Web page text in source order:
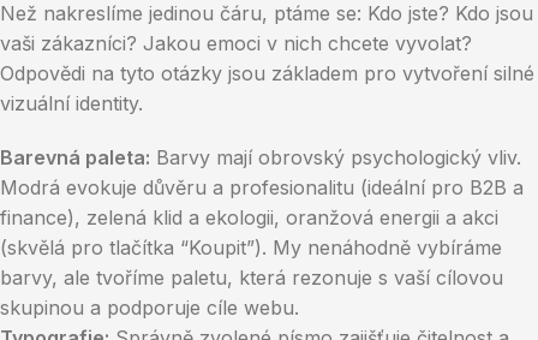
Než nakreslíme jedinou čáru, ptáme se: Kdo jste? Kdo jsou
vaši zákazníci? Jakou emoci v nich chcete vyvolat?
Odpovědi na tyto otázky jsou základem pro vytvoření silné
vizuální identity.
Barevná paleta: Barvy mají obrovský psychologický vliv.
Modrá evokuje důvěru a profesionalitu (ideální pro B2B a
finance), zelená klid a ekologii, oranžová energii a akci
(skvělá pro tlačítka “Koupit”). My nenáhodně vybíráme
barvy, ale tvoříme paletu, která rezonuje s vaší cílovou
skupinou a podporuje cíle webu.